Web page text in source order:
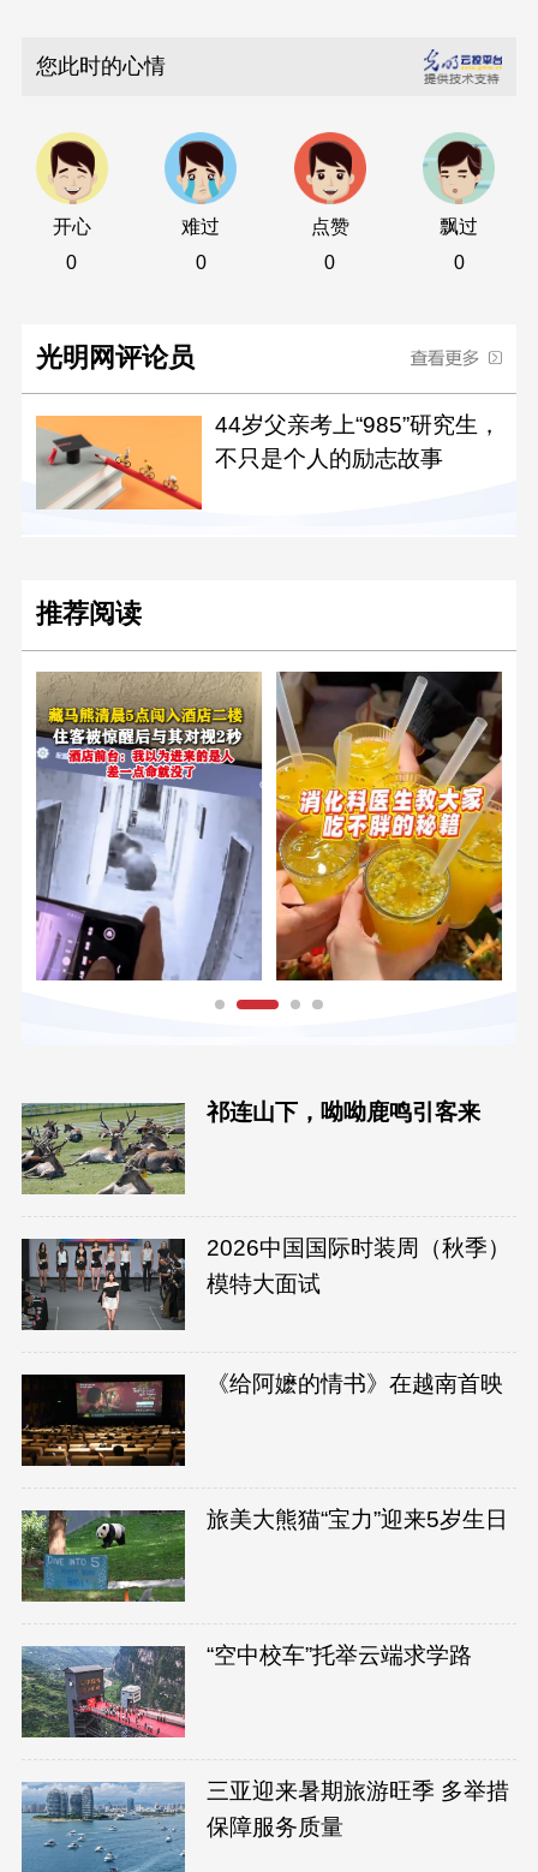
您此时的心情
开心
0
难过
0
点赞
0
飘过
0
光明网评论员
44岁父亲考上“985”研究生，
不只是个人的励志故事
推荐阅读
祁连山下，呦呦鹿鸣引客来
2026中国国际时装周（秋季）
模特大面试
《给阿嬷的情书》在越南首映
旅美大熊猫“宝力”迎来5岁生日
“空中校车”托举云端求学路
三亚迎来暑期旅游旺季 多举措
保障服务质量